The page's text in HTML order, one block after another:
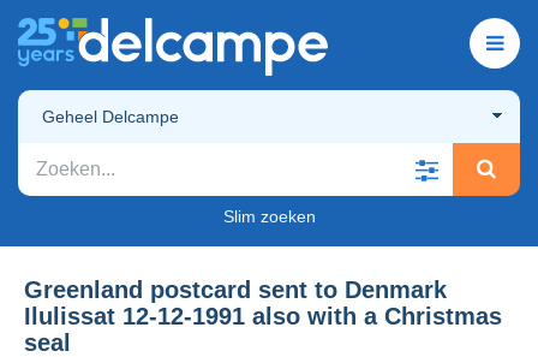
Geheel Delcampe
Slim zoeken
Greenland postcard sent to Denmark
Ilulissat 12-12-1991 also with a Christmas
seal